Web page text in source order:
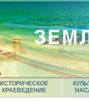
ИСТОРИЧЕСКОЕ
КРАЕВЕДЕНИЕ